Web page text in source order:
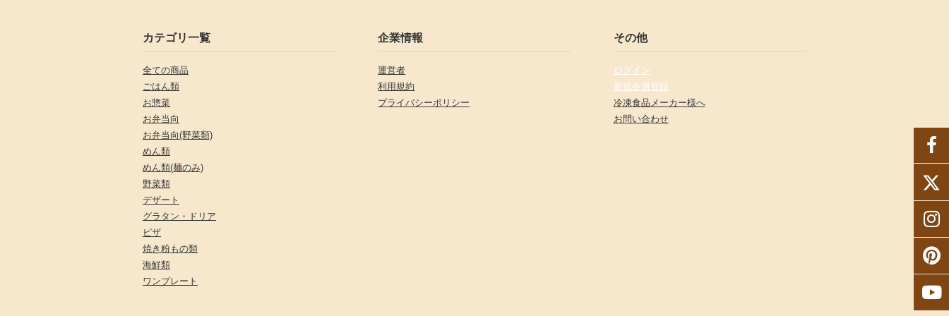
カテゴリ一覧
全ての商品
ごはん類
お惣菜
お弁当向
お弁当向(野菜類)
めん類
めん類(麺のみ)
野菜類
デザート
グラタン・ドリア
ピザ
焼き粉もの類
海鮮類
ワンプレート
企業情報
運営者
利用規約
プライバシーポリシー
その他
ログイン
新規会員登録
冷凍食品メーカー様へ
お問い合わせ